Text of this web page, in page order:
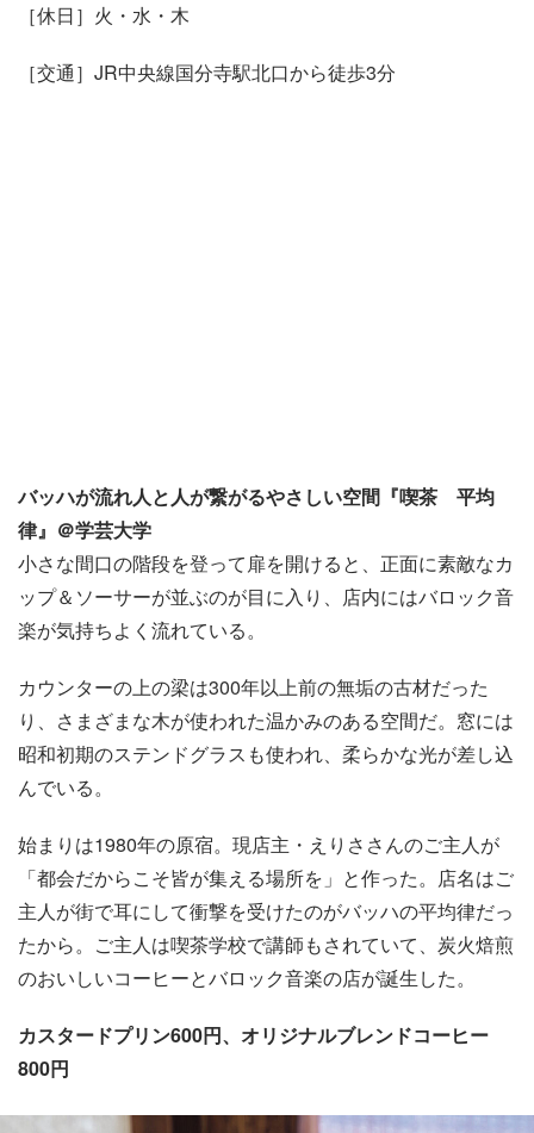
［休日］火・水・木
［交通］JR中央線国分寺駅北口から徒歩3分
バッハが流れ人と人が繋がるやさしい空間『喫茶 平均
律』＠学芸大学
小さな間口の階段を登って扉を開けると、正面に素敵なカ
ップ＆ソーサーが並ぶのが目に入り、店内にはバロック音
楽が気持ちよく流れている。
カウンターの上の梁は300年以上前の無垢の古材だった
り、さまざまな木が使われた温かみのある空間だ。窓には
昭和初期のステンドグラスも使われ、柔らかな光が差し込
んでいる。
始まりは1980年の原宿。現店主・えりささんのご主人が
「都会だからこそ皆が集える場所を」と作った。店名はご
主人が街で耳にして衝撃を受けたのがバッハの平均律だっ
たから。ご主人は喫茶学校で講師もされていて、炭火焙煎
のおいしいコーヒーとバロック音楽の店が誕生した。
カスタードプリン600円、オリジナルブレンドコーヒー
800円